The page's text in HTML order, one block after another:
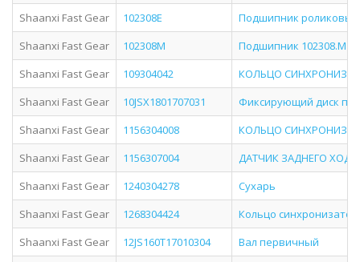
Shaanxi Fast Gear
102308E
Подшипник
Shaanxi Fast Gear
102308М
Подшипник 102308.М
Shaanxi Fast Gear
109304042
КОЛЬЦО
Shaanxi Fast Gear
10JSX1801707031
Фиксирующий диск
Shaanxi Fast Gear
1156304008
КОЛЬЦО
Shaanxi Fast Gear
1156307004
ДАТЧИК ЗАДНЕГО ХОДА
Shaanxi Fast Gear
1240304278
Сухарь
Shaanxi Fast Gear
1268304424
Кольцо
Shaanxi Fast Gear
12JS160T17010304
Вал первичный